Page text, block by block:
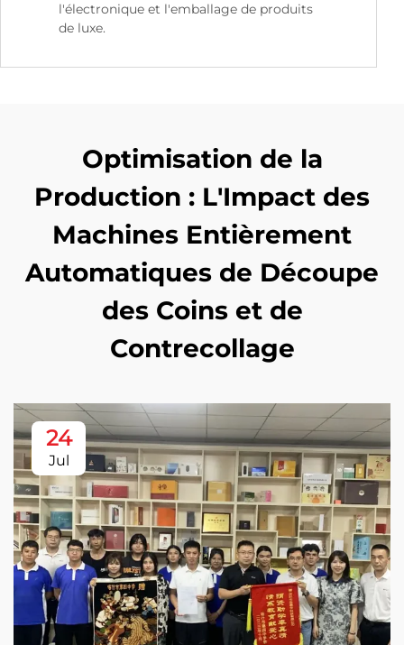
l'électronique et l'emballage de produits
de luxe.
Optimisation de la
Production : L'Impact des
Machines Entièrement
Automatiques de Découpe
des Coins et de
Contrecollage
24
Jul